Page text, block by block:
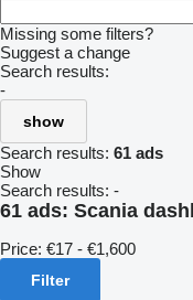
Missing some filters?
Suggest a change
Search results:
-
show
Search results: 61 ads
Show
Search results: -
61 ads: Scania
Price: €17 - €1,600
Filter